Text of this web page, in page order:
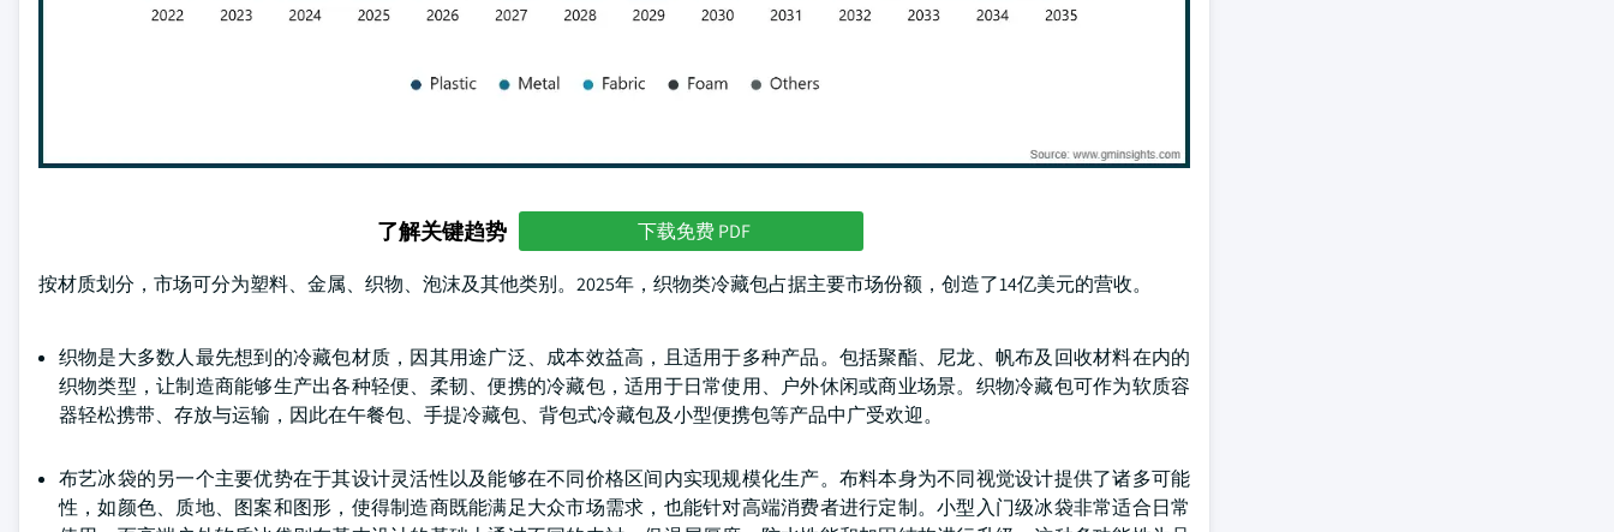
了解关键趋势 下载免费 PDF
按材质划分，市场可分为塑料、金属、织物、泡沫及其他类别。2025年，织物类冷藏包占据主要市场份额，创造了14亿美元的营收。
织物是大多数人最先想到的冷藏包材质，因其用途广泛、成本效益高，且适用于多种产品。包括聚酯、尼龙、帆布及回收材料在内的
织物类型，让制造商能够生产出各种轻便、柔韧、便携的冷藏包，适用于日常使用、户外休闲或商业场景。织物冷藏包可作为软质容
器轻松携带、存放与运输，因此在午餐包、手提冷藏包、背包式冷藏包及小型便携包等产品中广受欢迎。
布艺冰袋的另一个主要优势在于其设计灵活性以及能够在不同价格区间内实现规模化生产。布料本身为不同视觉设计提供了诸多可能
性，如颜色、质地、图案和图形，使得制造商既能满足大众市场需求，也能针对高端消费者进行定制。小型入门级冰袋非常适合日常